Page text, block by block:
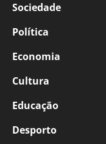
Sociedade
Política
Economia
Cultura
Educação
Desporto